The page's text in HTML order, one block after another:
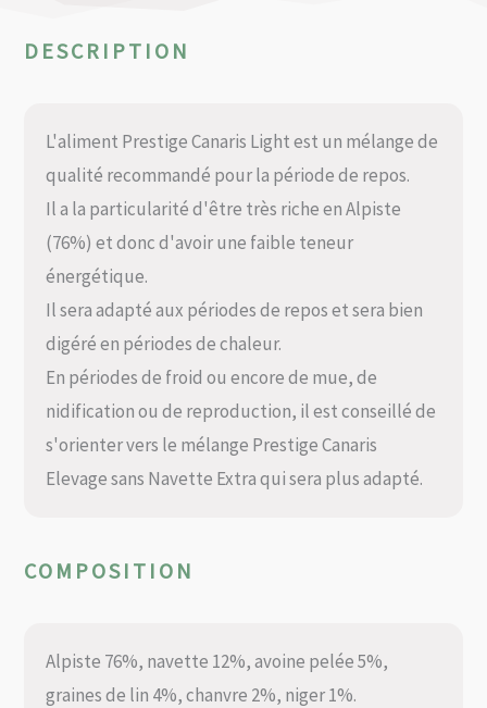
DESCRIPTION
L'aliment Prestige Canaris Light est un mélange de
qualité recommandé pour la période de repos.
Il a la particularité d'être très riche en Alpiste
(76%) et donc d'avoir une faible teneur
énergétique.
Il sera adapté aux périodes de repos et sera bien
digéré en périodes de chaleur.
En périodes de froid ou encore de mue, de
nidification ou de reproduction, il est conseillé de
s'orienter vers le mélange Prestige Canaris
Elevage sans Navette Extra qui sera plus adapté.
COMPOSITION
Alpiste 76%, navette 12%, avoine pelée 5%,
graines de lin 4%, chanvre 2%, niger 1%.